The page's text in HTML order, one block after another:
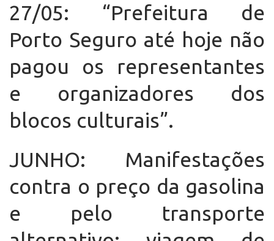
27/05: “Prefeitura de
Porto Seguro até hoje não
pagou os representantes
e organizadores dos
blocos culturais”.
JUNHO: Manifestações
contra o preço da gasolina
e pelo transporte